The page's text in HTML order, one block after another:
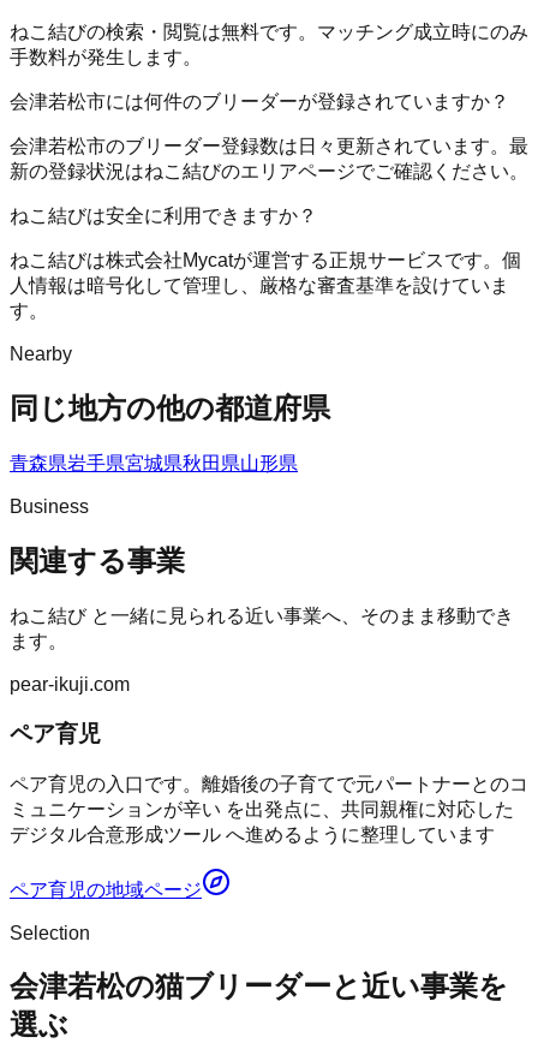
ねこ結びの検索・閲覧は無料です。マッチング成立時にのみ
手数料が発生します。
会津若松市には何件のブリーダーが登録されていますか？
会津若松市のブリーダー登録数は日々更新されています。最
新の登録状況はねこ結びのエリアページでご確認ください。
ねこ結びは安全に利用できますか？
ねこ結びは株式会社Mycatが運営する正規サービスです。個
人情報は暗号化して管理し、厳格な審査基準を設けていま
す。
Nearby
同じ地方の他の都道府県
青森県岩手県宮城県秋田県山形県
Business
関連する事業
ねこ結びと一緒に見られる近い事業へ、そのまま移動でき
ます。
pear-ikuji.com
ペア育児
ペア育児の入口です。離婚後の子育てで元パートナーとのコ
ミュニケーションが辛い を出発点に、共同親権に対応した
デジタル合意形成ツール へ進めるように整理しています
ペア育児の地域ページ
Selection
会津若松の猫ブリーダーと近い事業を
選ぶ